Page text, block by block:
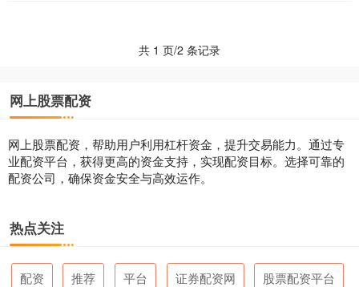
共 1 页/2 条记录
网上股票配资
网上股票配资，帮助用户利用杠杆资金，提升交易能力。通过专
业配资平台，获得更高的资金支持，实现配资目标。选择可靠的
配资公司，确保资金安全与高效运作。
热点关注
配资 推荐 平台 证券配资网 股票配资平台